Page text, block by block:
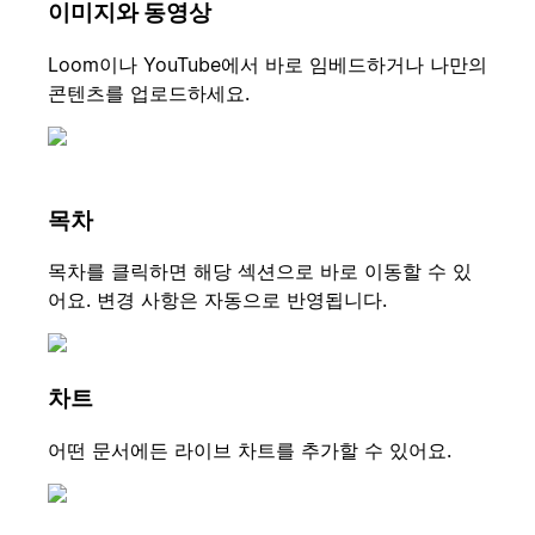
이미지와 동영상
Loom이나 YouTube에서 바로 임베드하거나 나만의
콘텐츠를 업로드하세요.
목차
목차를 클릭하면 해당 섹션으로 바로 이동할 수 있
어요. 변경 사항은 자동으로 반영됩니다.
차트
어떤 문서에든 라이브 차트를 추가할 수 있어요.